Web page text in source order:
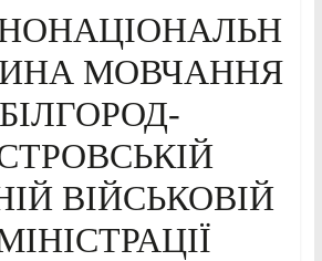
МОВЧАННЯ
ВІЙСЬКОВІЙ